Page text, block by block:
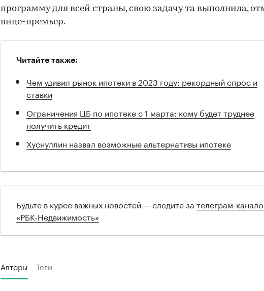
программу для всей страны, свою задачу та выполнила,
вице-премьер.
Читайте также:
Чем удивил рынок ипотеки в 2023 году: рекордный спрос и
ставки
Ограничения ЦБ по ипотеке с 1 марта: кому будет труднее
получить кредит
Хуснуллин назвал возможные альтернативы ипотеке
Будьте в курсе важных новостей — следите за телеграм-
«РБК-Недвижимость»
Авторы Теги